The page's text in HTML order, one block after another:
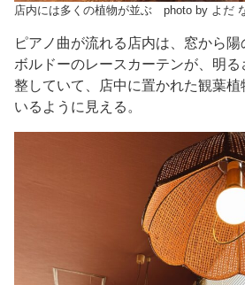
店内には多くの植物が並ぶ photo by よだ
ピアノ曲が流れる店内は、窓から陽
ボルドーのレースカーテンが、明
整していて、店中に置かれた観葉
いるように見える。